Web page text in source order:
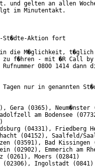
gelten an allen
im Minutentakt.
St�dte-Aktion fort
die M�glichkeit,
zu f�hren - mit �R Call
0800 1414 dann
nur in genannten
Gera (0365), Neum�nster
am Bodensee
(04331), Friedberg
(04152), Saalfeld/
(03591), Bad Kissingen
(02902), Emmerich am
(0261), Moers (02841)
(02306), Ingolstadt (0841)